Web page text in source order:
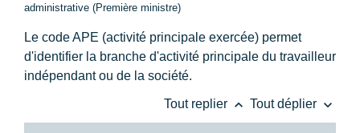
administrative (Première ministre)
Le code APE (activité principale exercée) permet
d'identifier la branche d'activité principale du travailleur
indépendant ou de la société.
Tout replier keyboard_arrow_up Tout déplier keyboard_arrow_down